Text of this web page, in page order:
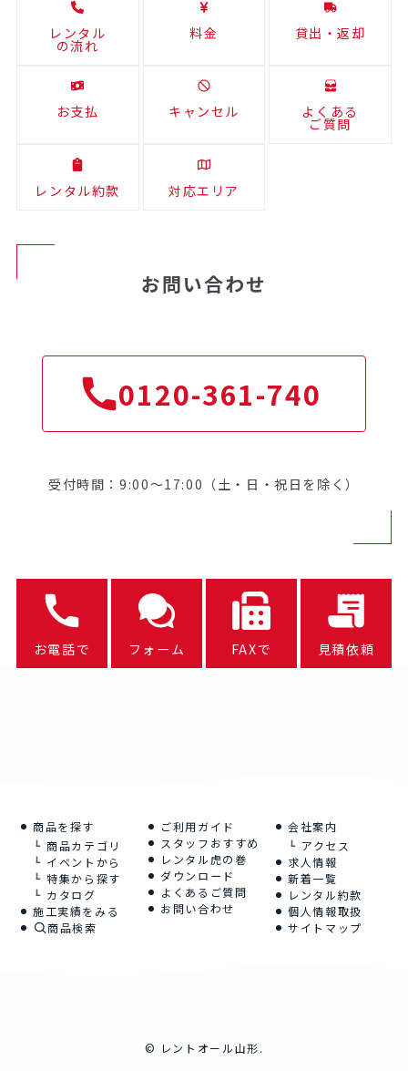
レンタル
の流れ
料金 貸出・返却
お支払 キャンセル よくある
ご質問
レンタル約款 対応エリア
お問い合わせ
0120-361-740
受付時間：9:00～17:00（土・日・祝日を除く）
お電話で フォーム FAXで 見積依頼
商品を探す
商品カテゴリ
イベントから
特集から探す
カタログ
施工実績をみる
商品検索
ご利用ガイド
スタッフおすすめ
レンタル虎の巻
ダウンロード
よくあるご質問
お問い合わせ
会社案内
アクセス
求人情報
新着一覧
レンタル約款
個人情報取扱
サイトマップ
© レントオール山形.